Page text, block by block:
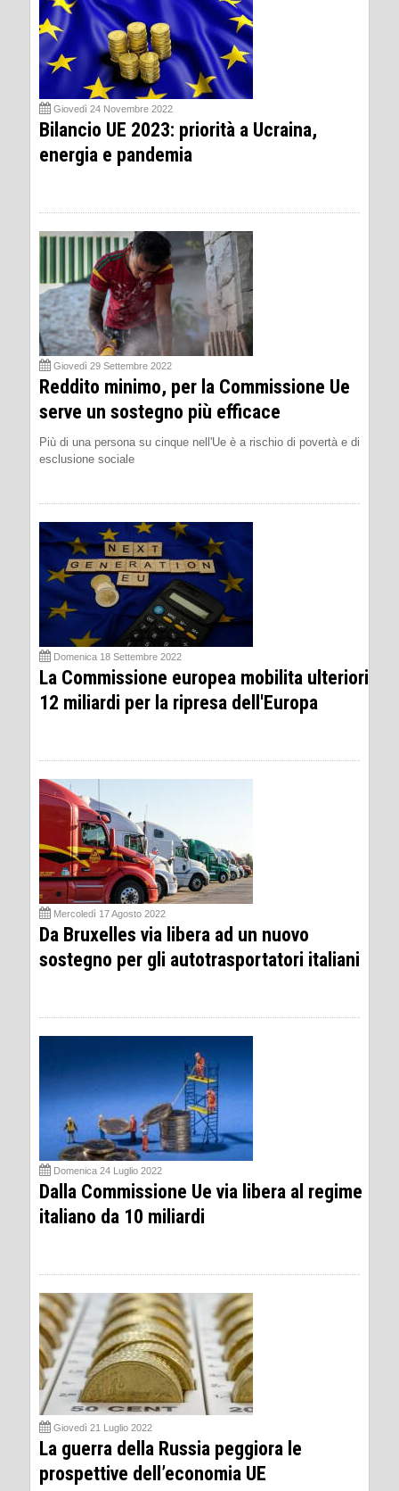
Giovedì 24 Novembre 2022
Bilancio UE 2023: priorità a Ucraina,
energia e pandemia
Giovedì 29 Settembre 2022
Reddito minimo, per la Commissione Ue
serve un sostegno più efficace
Più di una persona su cinque nell'Ue è a rischio di povertà e di
esclusione sociale
Domenica 18 Settembre 2022
La Commissione europea mobilita ulteriori
12 miliardi per la ripresa dell'Europa
Mercoledì 17 Agosto 2022
Da Bruxelles via libera ad un nuovo
sostegno per gli autotrasportatori italiani
Domenica 24 Luglio 2022
Dalla Commissione Ue via libera al regime
italiano da 10 miliardi
Giovedì 21 Luglio 2022
La guerra della Russia peggiora le
prospettive dell’economia UE